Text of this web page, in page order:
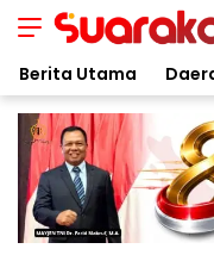
Suarakata.id
Kata Bicara
Berita Utama